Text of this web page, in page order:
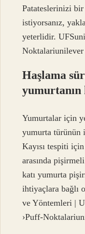
Patateslerinizi
istiyorsanız,
yeterlidir.
Noktalariunilever
Haşlama
Yumurtalar için
yumurta türünün
Kayısı tespiti
arasında
katı yumurta
ihtiyaçlara bağlı
ve Yöntemleri |
›Puff-